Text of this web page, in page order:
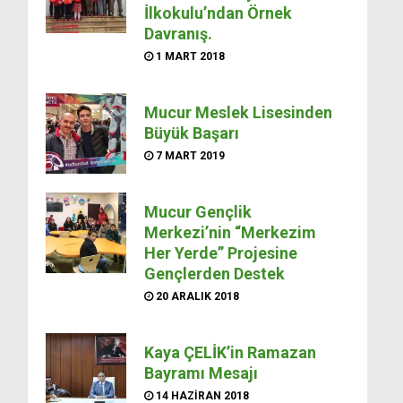
İlkokulu’ndan Örnek
Davranış.
1 MART 2018
Mucur Meslek Lisesinden
Büyük Başarı
7 MART 2019
Mucur Gençlik
Merkezi’nin “Merkezim
Her Yerde” Projesine
Gençlerden Destek
20 ARALIK 2018
Kaya ÇELİK’in Ramazan
Bayramı Mesajı
14 HAZIRAN 2018